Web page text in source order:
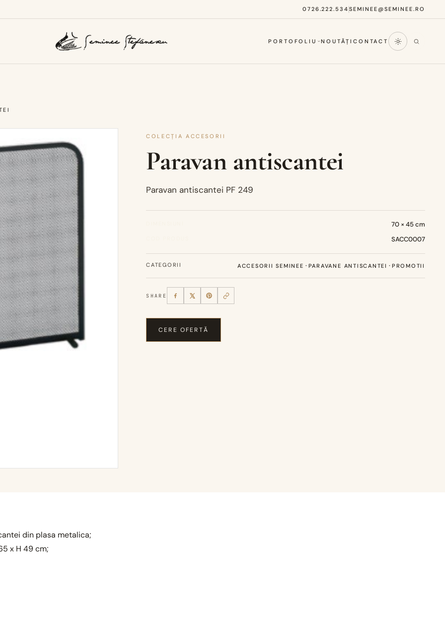
0726.222.534 SEMINEE@SEMINEE.RO
PORTOFOLIU NOUTĂȚI CONTACT
COLECȚIA ACCESORII
Paravan antiscantei
Paravan antiscantei PF 249
70 × 45 cm
SACC0007
CATEGORII ACCESORII SEMINEE · PARAVANE ANTISCANTEI · PROMOTII
SHARE
CERE OFERTĂ
din plasa metalica;
x H 49 cm;